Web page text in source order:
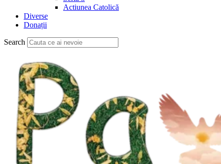
Actiunea Catolică
Diverse
Donații
Search